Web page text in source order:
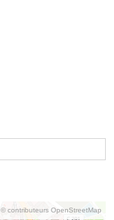
© contributeurs OpenStreetMap